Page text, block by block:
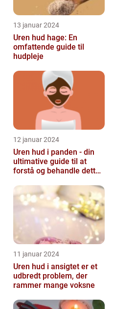
13 januar 2024
Uren hud hage: En
omfattende guide til
hudpleje
12 januar 2024
Uren hud i panden - din
ultimative guide til at
forstå og behandle dette
11 januar 2024
Uren hud i ansigtet er et
udbredt problem, der
rammer mange voksne